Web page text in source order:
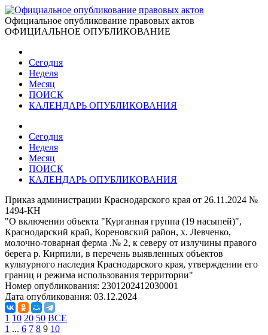
Официальное опубликование правовых актов
ОФИЦИАЛЬНОЕ ОПУБЛИКОВАНИЕ
Сегодня
Неделя
Месяц
ПОИСК
КАЛЕНДАРЬ ОПУБЛИКОВАНИЯ
Сегодня
Неделя
Месяц
ПОИСК
КАЛЕНДАРЬ ОПУБЛИКОВАНИЯ
Приказ администрации Краснодарского края от 26.11.2024 №
1494-КН
"О включении объекта "Курганная группа (19 насыпей)",
Краснодарский край, Кореновский район, х. Левченко,
молочно-товарная ферма .№ 2, к северу от излучины правого
берега р. Кирпили, в перечень выявленных объектов
культурного наследия Краснодарского края, утверждении его
границ и режима использования территории"
Номер опубликования: 2301202412030001
Дата опубликования: 03.12.2024
1 10 20 50 ВСЕ
1 ... 6 7 8 9 10